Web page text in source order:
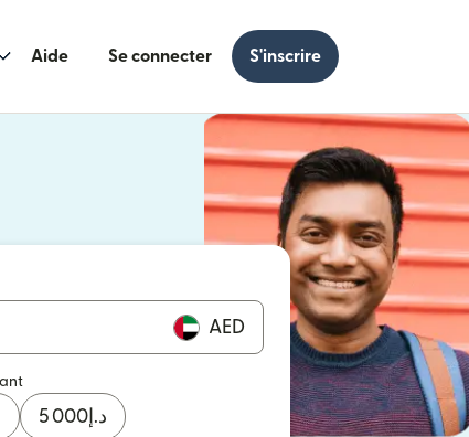
Aide Se connecter S'inscrire
nouvelle fenêtre)
AED
د.إ 5 000